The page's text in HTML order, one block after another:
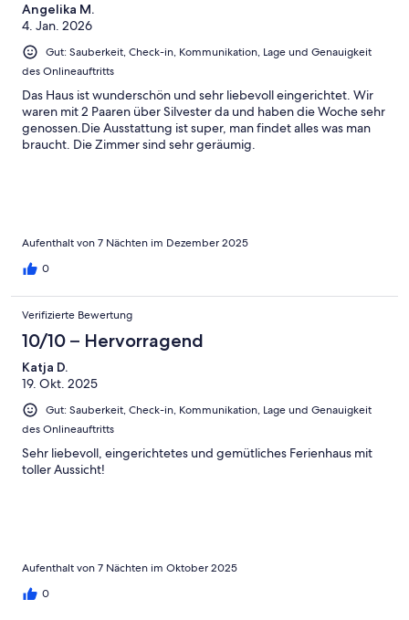
Angelika M.
4. Jan. 2026
Gut: Sauberkeit, Check-in, Kommunikation, Lage und Genauigkeit
des Onlineauftritts
Das Haus ist wunderschön und sehr liebevoll eingerichtet. Wir
waren mit 2 Paaren über Silvester da und haben die Woche sehr
genossen.Die Ausstattung ist super, man findet alles was man
braucht. Die Zimmer sind sehr geräumig.
Aufenthalt von 7 Nächten im Dezember 2025
0
Verifizierte Bewertung
10/10 – Hervorragend
Katja D.
19. Okt. 2025
Gut: Sauberkeit, Check-in, Kommunikation, Lage und Genauigkeit
des Onlineauftritts
Sehr liebevoll, eingerichtetes und gemütliches Ferienhaus mit
toller Aussicht!
Aufenthalt von 7 Nächten im Oktober 2025
0